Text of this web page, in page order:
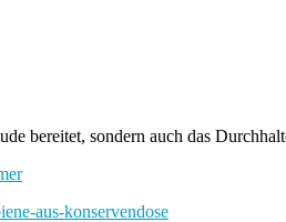
bereitet, sondern auch das
aus-konservendose